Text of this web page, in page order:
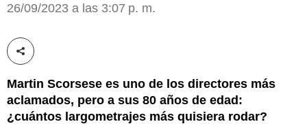
26/09/2023 a las 3:07 p. m.
Compartir esta noticia
Martin Scorsese es uno de los directores más
aclamados, pero a sus 80 años de edad:
¿cuántos largometrajes más quisiera rodar?